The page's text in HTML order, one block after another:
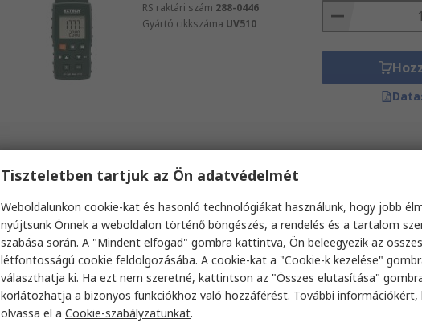
RS raktári szám 288-0446
Gyártó cikkszáma UV510
Tiszteletben tartjuk az Ön adatvédelmét
Weboldalunkon cookie-kat és hasonló technológiákat használunk, hogy jobb
nyújtsunk Önnek a weboldalon történő böngészés, a rendelés és a tartalom
szabása során. A "Mindent elfogad" gombra kattintva, Ön beleegyezik az összes
létfontosságú cookie feldolgozásába. A cookie-kat a "Cookie-k kezelése"
választhatja ki. Ha ezt nem szeretné, kattintson az "Összes elutasítása"
korlátozhatja a bizonyos funkciókhoz való hozzáférést. További információkért,
olvassa el a Cookie-szabályzatunkat.